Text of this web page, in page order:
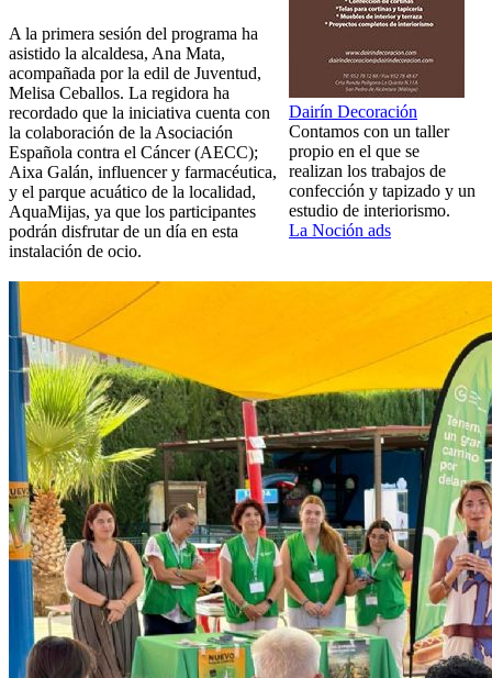
Dairín Decoración
Contamos con un taller
propio en el que se
realizan los trabajos de
confección y tapizado y un
estudio de interiorismo.
La Noción ads
A la primera sesión del programa ha
asistido la alcaldesa, Ana Mata,
acompañada por la edil de Juventud,
Melisa Ceballos. La regidora ha
recordado que la iniciativa cuenta con
la colaboración de la Asociación
Española contra el Cáncer (AECC);
Aixa Galán, influencer y farmacéutica,
y el parque acuático de la localidad,
AquaMijas, ya que los participantes
podrán disfrutar de un día en esta
instalación de ocio.